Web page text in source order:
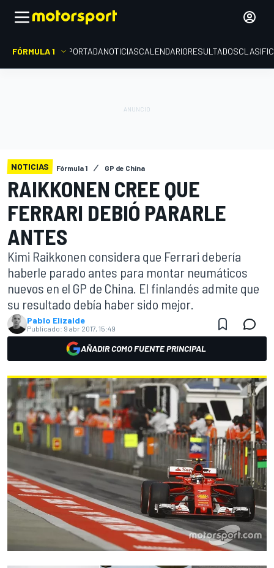
FÓRMULA 1 PORTADANOTICIASCALENDARIORESULTADOS
NOTICIAS Fórmula 1 GP de China
RAIKKONEN CREE QUE
FERRARI DEBIÓ PARARLE
ANTES
Kimi Raikkonen considera que Ferrari debería
haberle parado antes para montar neumáticos
nuevos en el GP de China. El finlandés admite que
su resultado debía haber sido mejor.
Pablo Elizalde
Publicado: 9 abr 2017, 15:49
AÑADIR COMO FUENTE PRINCIPAL